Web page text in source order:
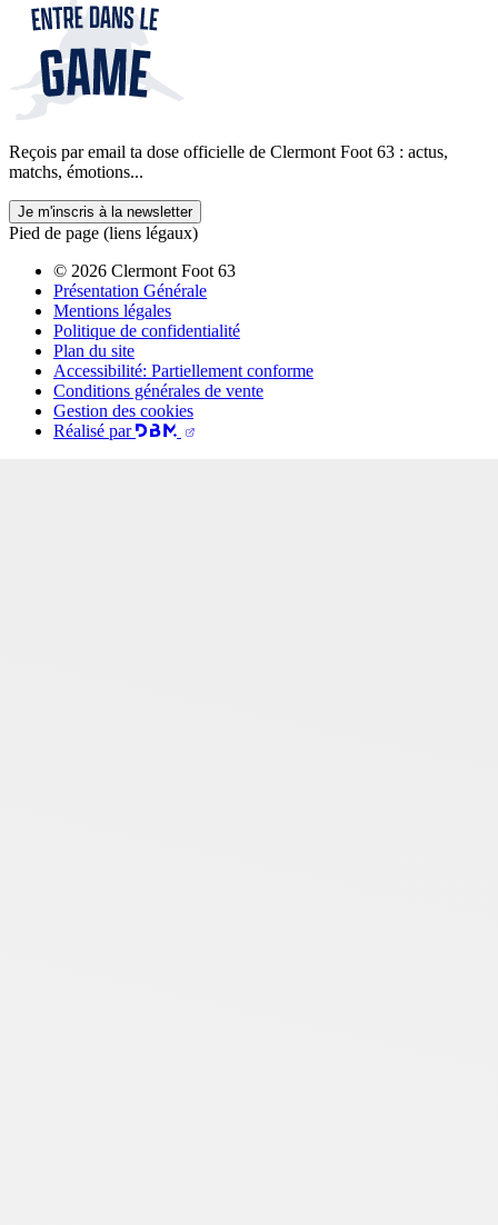
Reçois par email ta dose officielle de Clermont Foot 63 : actus,
matchs, émotions...
Je m'inscris à la newsletter
Pied de page (liens légaux)
© 2026 Clermont Foot 63
Présentation Générale
Mentions légales
Politique de confidentialité
Plan du site
Accessibilité: Partiellement conforme
Conditions générales de vente
Gestion des cookies
Réalisé par